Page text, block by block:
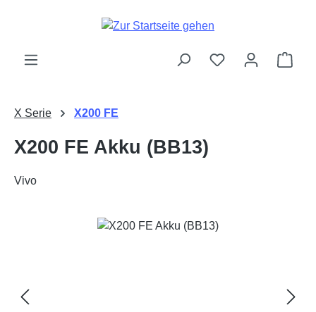
Zum Hauptinhalt springen
X Serie X200 FE
X200 FE Akku (BB13)
Vivo
Bildergalerie überspringen